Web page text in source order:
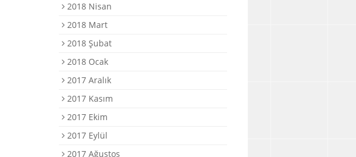
2018 Nisan
2018 Mart
2018 Şubat
2018 Ocak
2017 Aralık
2017 Kasım
2017 Ekim
2017 Eylül
2017 Ağustos